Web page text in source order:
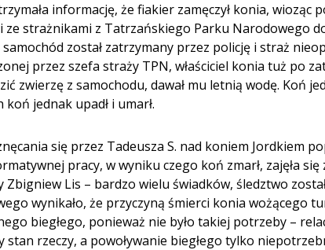
informację, że fiakier zamęczył konia, wioząc
ze strażnikami z Tatrzańskiego Parku Narodowego
samochód został zatrzymany przez policję i straż
przez szefa straży TPN, właściciel konia tuż po
zwierzę z samochodu, dawał mu letnią wodę. Koń
koń jednak upadł i umarł.
się przez Tadeusza S. nad koniem Jordkiem
pracy, w wyniku czego koń zmarł, zajęła
Zbigniew Lis – bardzo wielu świadków, śledztwo
wynikało, że przyczyną śmierci konia wożącego
biegłego, ponieważ nie było takiej potrzeby –
stan rzeczy, a powoływanie biegłego tylko